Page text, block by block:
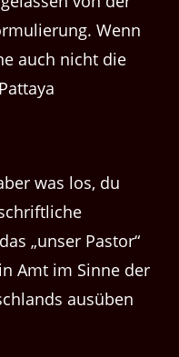
Wenn
auch nicht die
was los, du
„unser Pastor“
Amt im Sinne der
ausüben